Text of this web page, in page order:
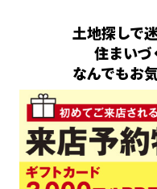
土地探しで
住まいづ
なんでもお